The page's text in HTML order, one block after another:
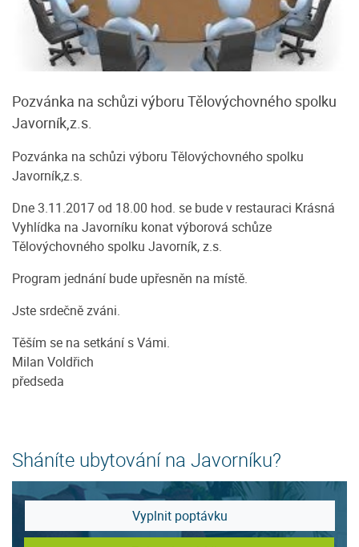
Pozvánka na schůzi výboru Tělovýchovného spolku
Javorník,z.s.
Pozvánka na schůzi výboru Tělovýchovného spolku
Javorník,z.s.
Dne 3.11.2017 od 18.00 hod. se bude v restauraci Krásná
Vyhlídka na Javorníku konat výborová schůze
Tělovýchovného spolku Javorník, z.s.
Program jednání bude upřesněn na místě.
Jste srdečně zváni.
Těším se na setkání s Vámi.
Milan Voldřich
předseda
Sháníte ubytování na Javorníku?
Vyplnit poptávku